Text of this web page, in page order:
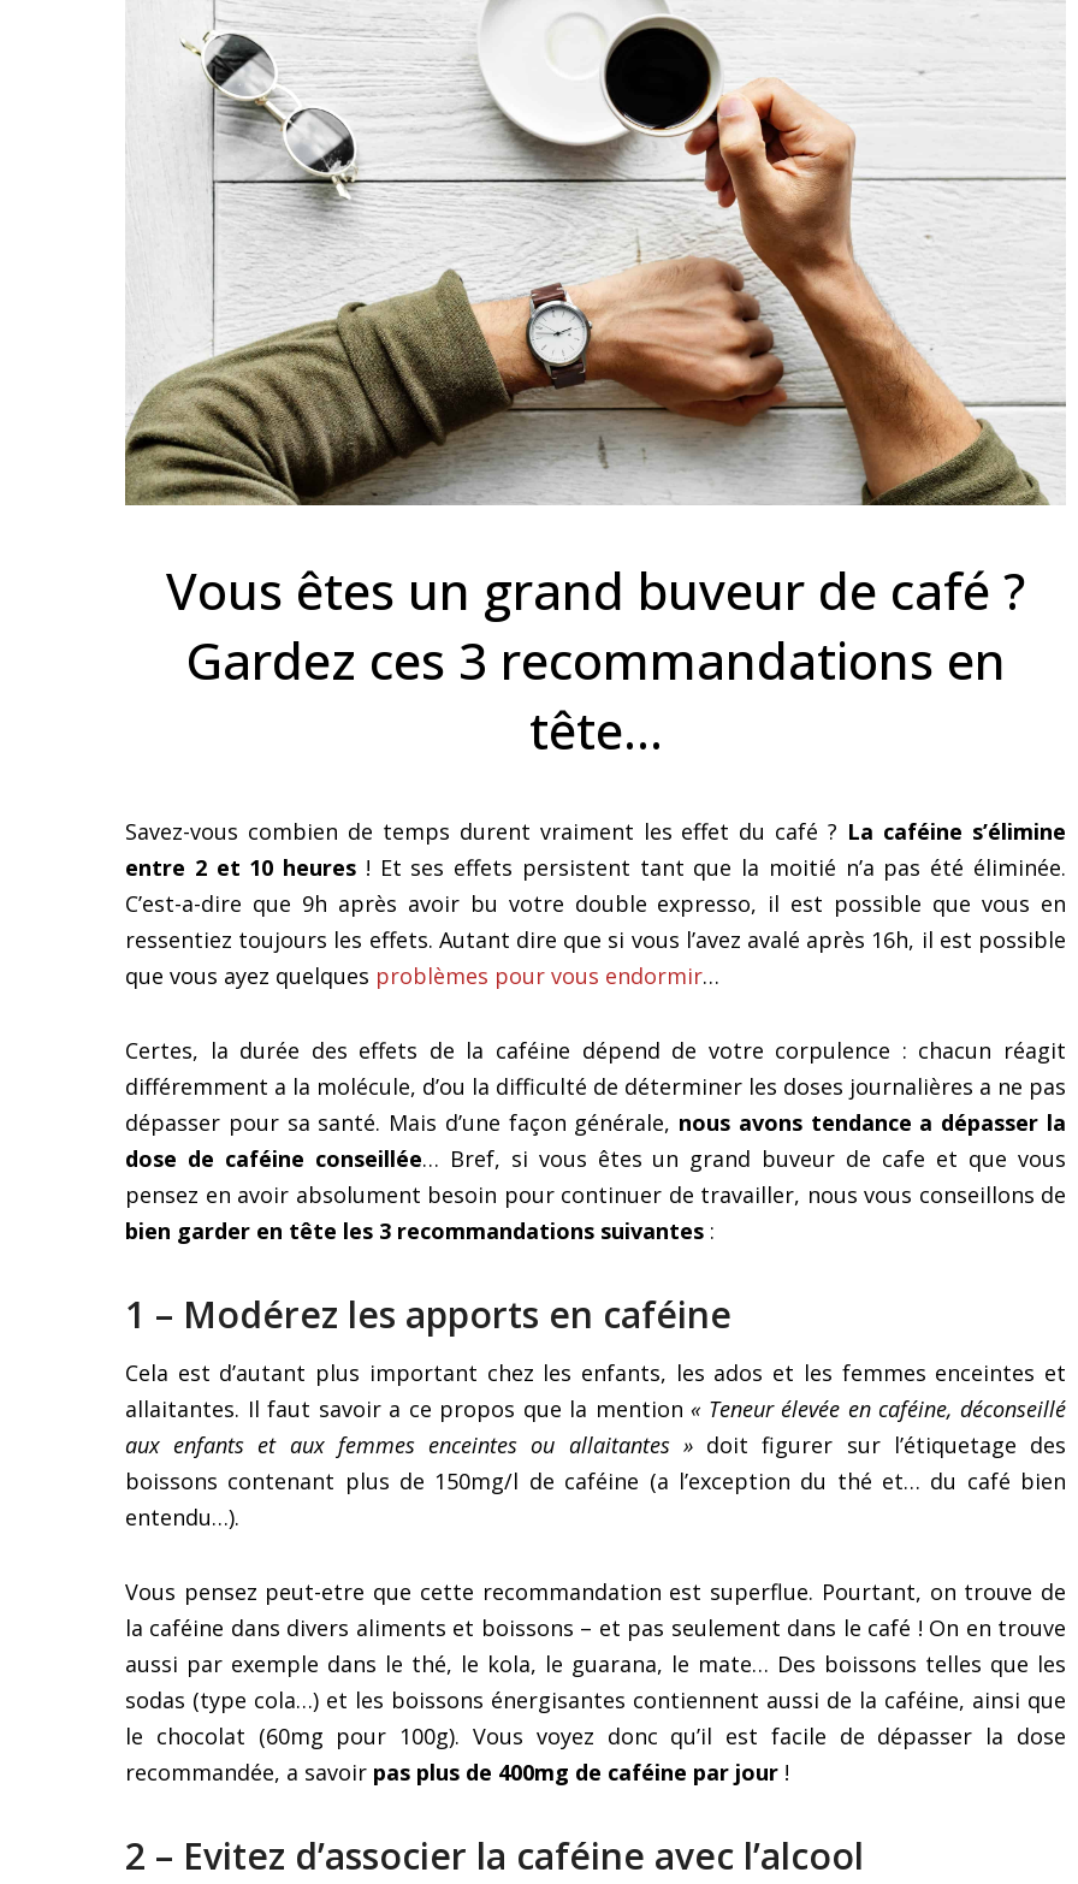
Vous êtes un grand buveur de café ?
Gardez ces 3 recommandations en
tête…
Savez-vous combien de temps durent vraiment les effet du café ? La caféine s’élimine
entre 2 et 10 heures ! Et ses effets persistent tant que la moitié n’a pas été éliminée.
C’est-a-dire que 9h après avoir bu votre double expresso, il est possible que vous en
ressentiez toujours les effets. Autant dire que si vous l’avez avalé après 16h, il est possible
que vous ayez quelques problèmes pour vous endormir…
Certes, la durée des effets de la caféine dépend de votre corpulence : chacun réagit
différemment a la molécule, d’ou la difficulté de déterminer les doses journalières a ne pas
dépasser pour sa santé. Mais d’une façon générale, nous avons tendance a dépasser la
dose de caféine conseillée… Bref, si vous êtes un grand buveur de cafe et que vous
pensez en avoir absolument besoin pour continuer de travailler, nous vous conseillons de
bien garder en tête les 3 recommandations suivantes :
1 – Modérez les apports en caféine
Cela est d’autant plus important chez les enfants, les ados et les femmes enceintes et
allaitantes. Il faut savoir a ce propos que la mention« Teneur élevée en caféine, déconseillé
aux enfants et aux femmes enceintes ou allaitantes »doit figurer sur l’étiquetage des
boissons contenant plus de 150mg/l de caféine (a l’exception du thé et… du café bien
entendu…).
Vous pensez peut-etre que cette recommandation est superflue. Pourtant, on trouve de
la caféine dans divers aliments et boissons – et pas seulement dans le café ! On en trouve
aussi par exemple dans le thé, le kola, le guarana, le mate… Des boissons telles que les
sodas (type cola…) et les boissons énergisantes contiennent aussi de la caféine, ainsi que
le chocolat (60mg pour 100g). Vous voyez donc qu’il est facile de dépasser la dose
recommandée, a savoir pas plus de 400mg de caféine par jour !
2 – Evitez d’associer la caféine avec l’alcool
6 choses à connaître pour
Comment développer votre
votre activité de
conférencier)
Technique de